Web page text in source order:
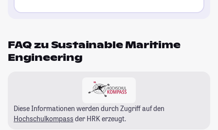
FAQ zu Sustainable Maritime
Engineering
Diese Informationen werden durch Zugriff auf den
Hochschulkompass der HRK erzeugt.